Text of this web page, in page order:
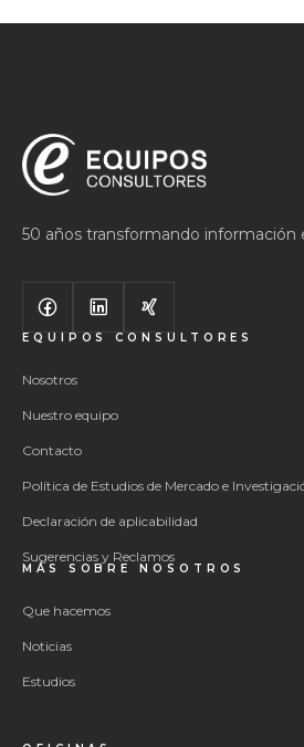
50 años transformando información
EQUIPOS CONSULTORES
Nosotros
Nuestro equipo
Contacto
Política de Estudios de Mercado e
Declaración de aplicabilidad
Sugerencias y Reclamos
MÁS SOBRE NOSOTROS
Que hacemos
Noticias
Estudios